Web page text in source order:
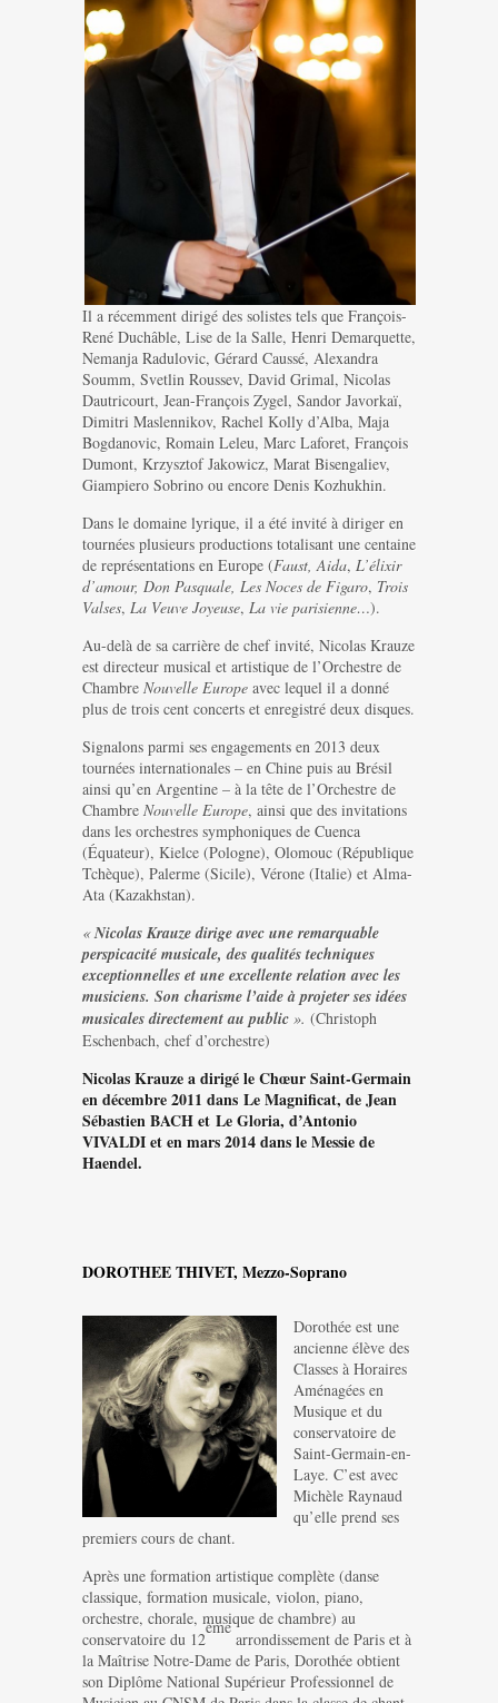
Il a récemment dirigé des solistes tels que François-
René Duchâble, Lise de la Salle, Henri Demarquette,
Nemanja Radulovic, Gérard Caussé, Alexandra
Soumm, Svetlin Roussev, David Grimal, Nicolas
Dautricourt, Jean-François Zygel, Sandor Javorkaï,
Dimitri Maslennikov, Rachel Kolly d’Alba, Maja
Bogdanovic, Romain Leleu, Marc Laforet, François
Dumont, Krzysztof Jakowicz, Marat Bisengaliev,
Giampiero Sobrino ou encore Denis Kozhukhin.
Dans le domaine lyrique, il a été invité à diriger en
tournées plusieurs productions totalisant une centaine
de représentations en Europe (Faust, Aida, L’élixir
d’amour, Don Pasquale, Les Noces de Figaro, Trois
Valses, La Veuve Joyeuse, La vie parisienne…).
Au-delà de sa carrière de chef invité, Nicolas Krauze
est directeur musical et artistique de l’Orchestre de
Chambre Nouvelle Europe avec lequel il a donné
plus de trois cent concerts et enregistré deux disques.
Signalons parmi ses engagements en 2013 deux
tournées internationales – en Chine puis au Brésil
ainsi qu’en Argentine – à la tête de l’Orchestre de
Chambre Nouvelle Europe, ainsi que des invitations
dans les orchestres symphoniques de Cuenca
(Équateur), Kielce (Pologne), Olomouc (République
Tchèque), Palerme (Sicile), Vérone (Italie) et Alma-
Ata (Kazakhstan).
«Nicolas Krauze dirige avec une remarquable
perspicacité musicale, des qualités techniques
exceptionnelles et une excellente relation avec les
musiciens. Son charisme l’aide à projeter ses idées
musicales directement au public ». (Christoph
Eschenbach, chef d’orchestre)
Nicolas Krauze a dirigé le Chœur Saint-Germain
en décembre 2011 dans Le Magnificat, de Jean
Sébastien BACH et Le Gloria, d’Antonio
VIVALDI et en mars 2014 dans le Messie de
Haendel.
DOROTHEE THIVET, Mezzo-Soprano
Dorothée est une
ancienne élève des
Classes à Horaires
Aménagées en
Musique et du
conservatoire de
Saint-Germain-en-
Laye. C’est avec
Michèle Raynaud
qu’elle prend ses
premiers cours de chant.
Après une formation artistique complète (danse
classique, formation musicale, violon, piano,
orchestre, chorale, musique de chambre) au
conservatoire du 12
ème
arrondissement de Paris et à
la Maîtrise Notre-Dame de Paris, Dorothée obtient
son Diplôme National Supérieur Professionnel de